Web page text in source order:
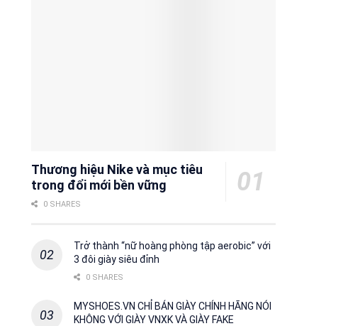
Thương hiệu Nike và mục tiêu
trong đổi mới bền vững
0 SHARES
Trở thành “nữ hoàng phòng tập aerobic” với
3 đôi giày siêu đỉnh
0 SHARES
MYSHOES.VN CHỈ BÁN GIÀY CHÍNH HÃNG NÓI
KHÔNG VỚI GIÀY VNXK VÀ GIÀY FAKE